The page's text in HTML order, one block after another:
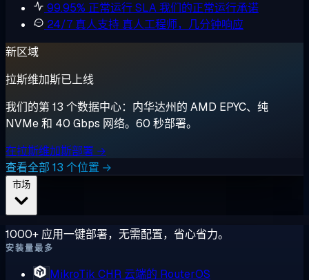
99.95% 正常运行 SLA我们的正常运行承诺
24/7 真人支持 真人工程师，几分钟响应
新区域
拉斯维加斯已上线
我们的第 13 个数据中心：内华达州的 AMD EPYC、纯
NVMe 和 40 Gbps 网络。60 秒部署。
在拉斯维加斯部署 →
查看全部 13 个位置 →
1000+ 应用一键部署，无需配置，省心省力。
安装量最多
MikroTik CHR 云端的 RouterOS